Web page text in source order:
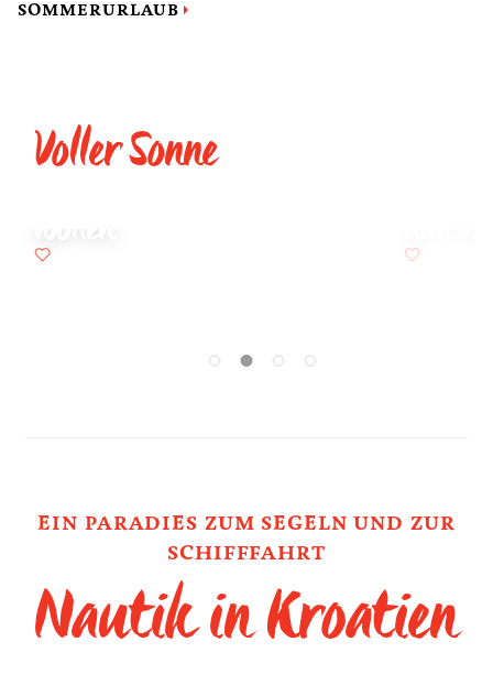
SOMMERURLAUB
Voller Sonne
Für alle, die an der
Adria hoch hinaus
EIN PARADIES ZUM SEGELN UND ZUR
SCHIFFFAHRT
Nautik in Kroatien